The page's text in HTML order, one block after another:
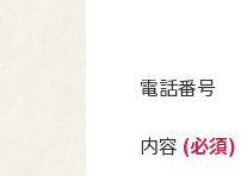
電話番号
内容 (必須)